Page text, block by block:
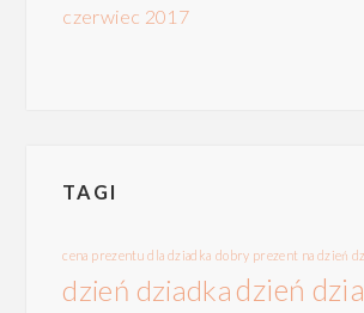
czerwiec 2017
TAGI
cena prezentu dla dziadka dobry prezent na dzień
dzień dziadka dzień